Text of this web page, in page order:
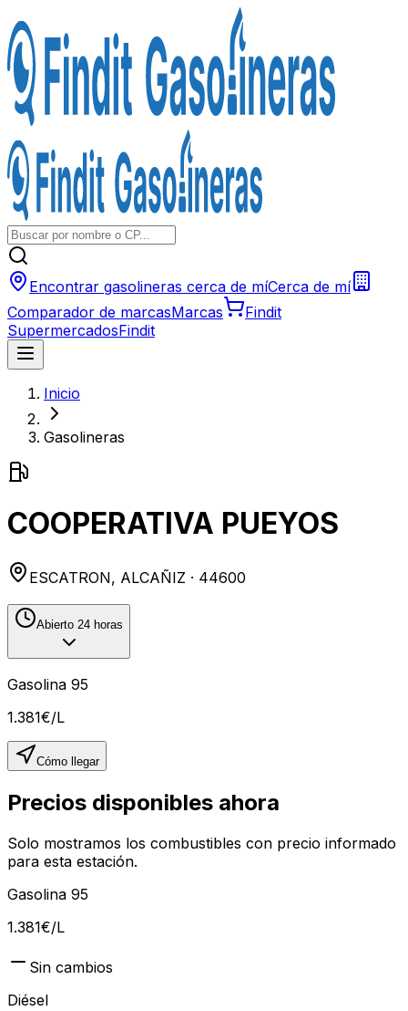
Encontrar gasolineras cerca de míCerca de mí
Comparador de marcasMarcas
Findit
SupermercadosFindit
Inicio
Gasolineras
COOPERATIVA PUEYOS
ESCATRON, ALCAÑIZ · 44600
Abierto 24 horas
Gasolina 95
1.381€/L
Cómo llegar
Precios disponibles ahora
Solo mostramos los combustibles con precio informado
para esta estación.
Gasolina 95
1.381€/L
Sin cambios
Diésel